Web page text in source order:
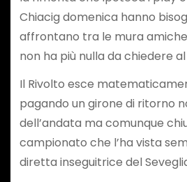
Chiacig domenica hanno
affrontano tra le mura
non ha più nulla da chiedere
Il Rivolto esce
pagando un girone di ritorno
dell’andata ma comunque
campionato che l’ha vista
diretta inseguitrice del